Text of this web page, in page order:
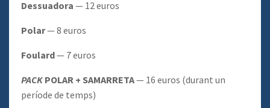
Dessuadora — 12 euros
Polar— 8 euros
Foulard— 7 euros
PACK POLAR + SAMARRETA— 16 euros (durant un
període de temps)